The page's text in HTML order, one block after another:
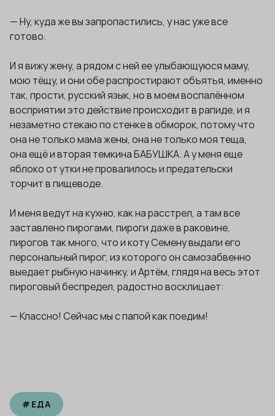
— Ну, куда же вы запропастились, у нас уже все
готово.
И я вижу жену, а рядом с ней ее улыбающуюся маму,
мою тёщу, и они обе распростирают объятья, именно
так, прости, русский язык, но в моем воспалённом
восприятии это действие происходит в рапиде, и я
незаметно стекаю по стенке в обморок, потому что
она не только мама жены, она не только моя теща,
она ещё и вторая темкина БАБУШКА. А у меня еще
яблоко от утки не провалилось и предательски
торчит в пищеводе.
И меня ведут на кухню, как на расстрел, а там все
заставлено пирогами, пироги даже в раковине,
пирогов так много, что и коту Семену выдали его
персональный пирог, из которого он самозабвенно
выедает рыбную начинку, и Артём, глядя на весь этот
пироговый беспредел, радостно восклицает:
— Классно! Сейчас мы с папой как поедим!
# ЕДА